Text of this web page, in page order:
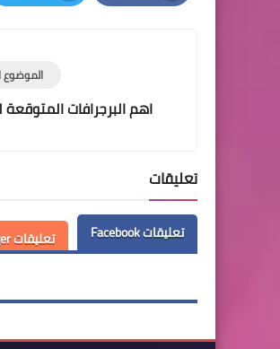
Facebook
Twitter
الموضوع
اهم البرجرافات المتوقعة
تعليقات
تعليقات Facebook تعليقات Blogger